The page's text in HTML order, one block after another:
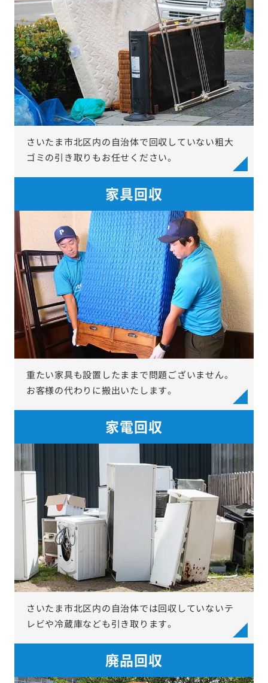
さいたま市北区内の自治体で回収していない粗大
ゴミの引き取りもお任せください。
家具回収
重たい家具も設置したままで問題ございません。
お客様の代わりに搬出いたします。
家電回収
さいたま市北区内の自治体では回収していないテ
レビや冷蔵庫なども引き取ります。
廃品回収